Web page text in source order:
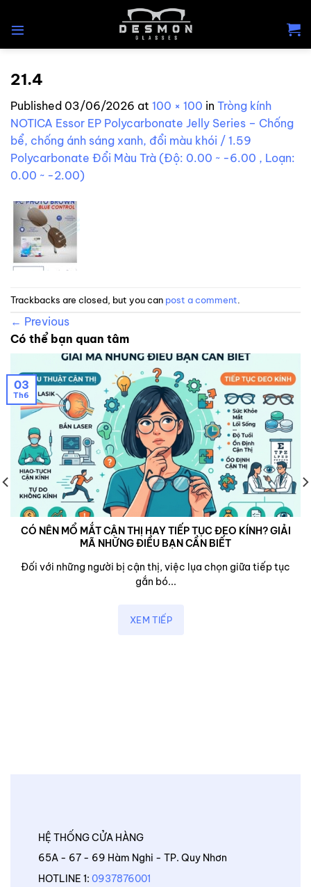
21.4
Published 03/06/2026 at 100 × 100 in Tròng kính
NOTICA Essor EP Polycarbonate Jelly Series – Chống
bể, chống ánh sáng xanh, đổi màu khói / 1.59
Polycarbonate Đổi Màu Trà (Độ: 0.00 ~ -6.00 , Loạn:
0.00 ~ -2.00)
Trackbacks are closed, but you can post a comment
← Previous
Có thể bạn quan tâm
CÓ NÊN MỔ MẮT CẬN THỊ HAY TIẾP TỤC ĐEO KÍNH? GIẢI
MÃ NHỮNG ĐIỀU BẠN CẦN BIẾT
Đối với những người bị cận thị, việc lụa chọn giữa tiếp tục
gắn bó...
XEM TIẾP
03
Th6
HỆ THỐNG CỬA HÀNG
65A - 67 - 69 Hàm Nghi - TP. Quy Nhơn
HOTLINE 1: 0937876001